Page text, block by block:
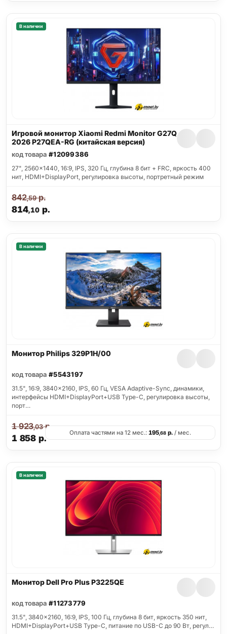
В наличии
Игровой монитор Xiaomi Redmi Monitor G27Q
2026 P27QEA-RG (китайская версия)
код товара #12099386
27", 2560x1440, 16:9, IPS, 320 Гц, глубина 8 бит + FRC, яркость 400
нит, HDMI+DisplayPort, регулировка высоты, портретный режим
814,10р.
842,59р.
В наличии
Монитор Philips 329P1H/00
код товара #5543197
31.5", 16:9, 3840x2160, IPS, 60 Гц, VESA Adaptive-Sync, динамики,
интерфейсы HDMI+DisplayPort+USB Type-C, регулировка высоты,
порт…
1 858 р.
1 923,03р.
Оплата частями на 12 мес.: 195,68 р. / мес.
В наличии
Монитор Dell Pro Plus P3225QE
код товара #11273779
31.5", 3840x2160, 16:9, IPS, 100 Гц, глубина 8 бит, яркость 350 нит,
HDMI+DisplayPort+USB Type-C, питание по USB-C до 90 Вт, регул…